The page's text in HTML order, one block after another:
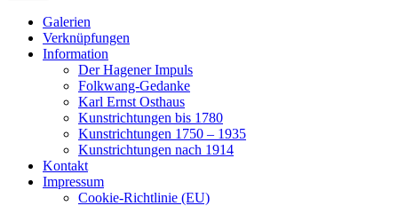
Galerien
Verknüpfungen
Information
Der Hagener Impuls
Folkwang-Gedanke
Karl Ernst Osthaus
Kunstrichtungen bis 1780
Kunstrichtungen 1750 – 1935
Kunstrichtungen nach 1914
Kontakt
Impressum
Cookie-Richtlinie (EU)